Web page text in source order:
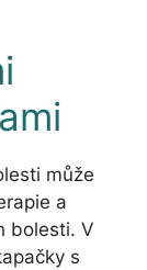
může
a
bolesti. V
s